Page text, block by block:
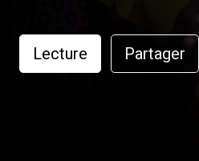
Lecture Partager